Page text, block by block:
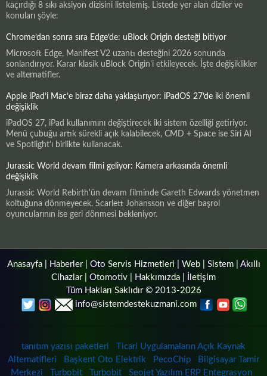
kaçırdığı 8 sıkı aksiyon dizisini listelemiş. Listede yer alan diziler ve
konuları şöyle:
Chrome’dan sonra sıra Edge’de: uBlock Origin desteği bitiyor
Microsoft Edge, Manifest V2 uzantı desteğini 2026 sonunda
sonlandırıyor. Karar klasik uBlock Origin'i etkileyecek. İşte değişiklikler
ve alternatifler.
Apple iPad’i Mac’e biraz daha yaklaştırıyor: iPadOS 27’de iki önemli
değişiklik
iPadOS 27, iPad kullanımını değiştirecek iki sistem özelliği getiriyor.
Menü çubuğu artık sürekli açık kalabilecek, CMD + Space ise Siri AI
ve Spotlight'ı birlikte kullanacak.
Jurassic World devam filmi geliyor: Kamera arkasında önemli
değişiklik
Jurassic World Rebirth'ün devam filminde Gareth Edwards yönetmen
koltuğuna dönmeyecek. Scarlett Johansson ve diğer başrol
oyuncularının ise geri dönmesi bekleniyor.
Anasayfa| Haberler| Oto Servis Hizmetleri Web| Sistem| Akıllı
Cihazlar| Otomotiv Hakkımızda
İletişim
Tüm Hakları Saklıdır © 2013-2026
info@sistemdestekuzmani.com
tanıtım yazısı paketleri
Ticari Uygulamaların Açık Kaynak
Alternatifleri
Başkent Oto Elektrik PecoChip
Bilgisayar Tamir
Merkezi
Turbobit Turbobit Seojet Yazılım ERP Entegrasyon